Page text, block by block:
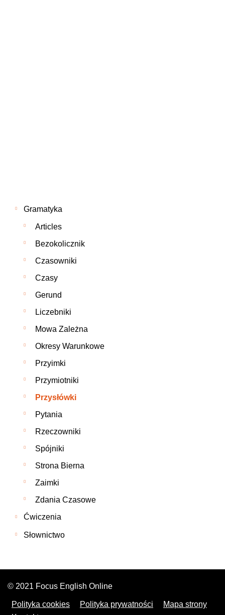
Gramatyka
Articles
Bezokolicznik
Czasowniki
Czasy
Gerund
Liczebniki
Mowa Zależna
Okresy Warunkowe
Przyimki
Przymiotniki
Przysłówki
Pytania
Rzeczowniki
Spójniki
Strona Bierna
Zaimki
Zdania Czasowe
Ćwiczenia
Słownictwo
© 2021 Focus English Online
Polityka cookies Polityka prywatności
Mapa strony